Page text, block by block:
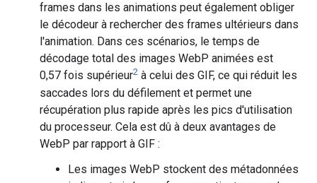
frames dans les animations peut également obliger
le décodeur à rechercher des frames ultérieurs dans
l'animation. Dans ces scénarios, le temps de
décodage total des images WebP animées est
0,57 fois supérieur2 à celui des GIF, ce qui réduit les
saccades lors du défilement et permet une
récupération plus rapide après les pics d'utilisation
du processeur. Cela est dû à deux avantages de
WebP par rapport à GIF :
Les images WebP stockent des métadonnées